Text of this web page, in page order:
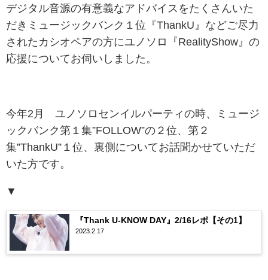
デジタル音源の有意義なアドバイスをたくさんいた
だきミュージックバンク１位『ThankU』などご尽力
されたカシオペアの方にユノソロ『RealityShow』の
応援についてお伺いしました。
今年2月 ユノソロセンイルパーティの時、ミュージ
ックバンク第１集”FOLLOW”の２位、第２
集”ThankU”１位、裏側についてお話聞かせていただ
いた方です。
▼
『Thank U-KNOW DAY』2/16レポ【その1】
2023.2.17